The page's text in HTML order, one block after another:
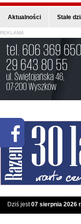
Aktualności Stałe
REKLAMA
Dziś jest07 sierpnia 2026